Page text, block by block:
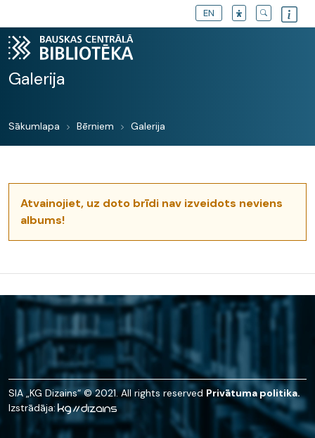
EN
Galerija
Sākumlapa Bērniem Galerija
Atvainojiet, uz doto brīdi nav izveidots neviens
albums!
SIA „KG Dizains“ © 2021. All rights reserved Privātuma politika.
Izstrādāja: